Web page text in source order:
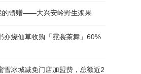
的馈赠——大兴安岭野生浆果
亦烧仙草收购「霓裳茶舞」60%
雪冰城减免门店加盟费，总额近2